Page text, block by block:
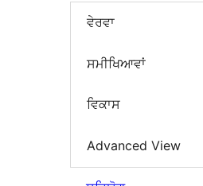
ਵੇਰਵਾ
ਸਮੀਖਿਆਵਾਂ
ਵਿਕਾਸ
Advanced View